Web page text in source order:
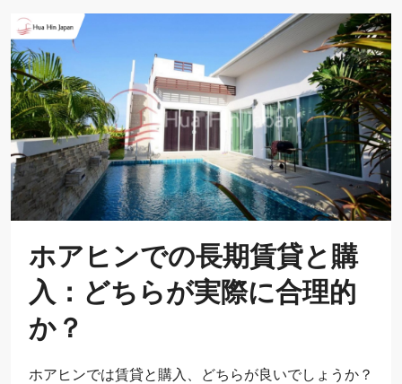
ホアヒンでの長期賃貸と購
入：どちらが実際に合理的
か？
ホアヒンでは賃貸と購入、どちらが良いでしょうか？